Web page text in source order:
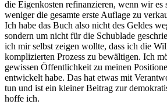
die Eigenkosten refinanzieren, wenn wir es
weniger die gesamte erste Auflage zu
Ich habe das Buch also nicht des Geldes
sondern um nicht für die Schublade
ich mir selbst zeigen wollte, dass ich die
komplizierten Prozess zu bewältigen. Ich
gewissen Öffentlichkeit zu meinen
entwickelt habe. Das hat etwas mit
tun und ist ein kleiner Beitrag zur
hoffe ich.